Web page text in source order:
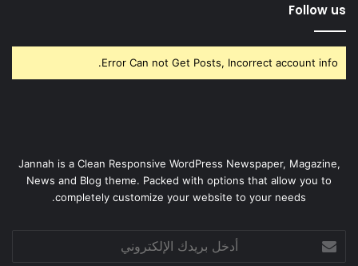
Follow us
Error Can not Get Posts, Incorrect account info.
Jannah is a Clean Responsive WordPress Newspaper, Magazine,
News and Blog theme. Packed with options that allow you to
completely customize your website to your needs.
بريدك